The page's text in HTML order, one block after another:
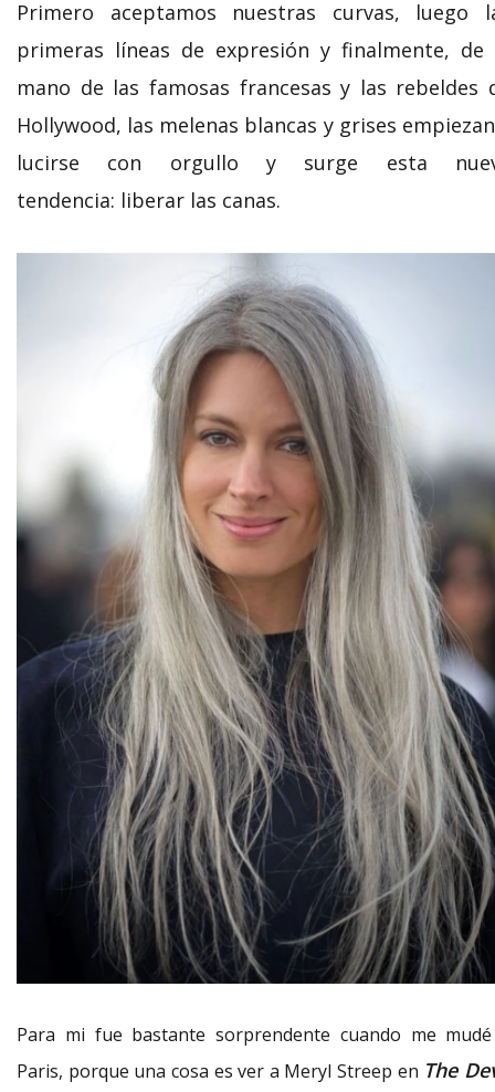
Primero aceptamos nuestras curvas, luego
primeras líneas de expresión y finalmente, de
mano de las famosas francesas y las rebeldes
Hollywood, las melenas blancas y grises
lucirse con orgullo y surge esta
tendencia: liberar las canas.
Para mi fue bastante sorprendente cuando me
Paris, porque una cosa es ver a Meryl Streep en The